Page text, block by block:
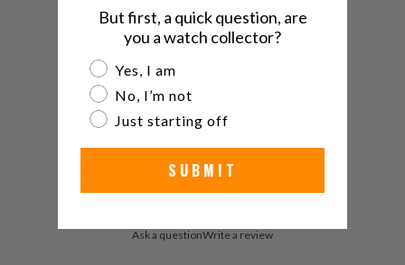
Ask a questionWrite a review
But first, a quick question, are
you a watch collector?
Are you a watch collector?
Yes, I am
No, I’m not
Just starting off
SUBMIT